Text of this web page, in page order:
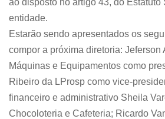
entidade.
Estarão sendo apresentados os
compor a próxima diretoria: Jeferson
Máquinas e Equipamentos como
Ribeiro da LProsp como vice-
financeiro e administrativo Sheila
Chocoloteria e Cafeteria; Ricardo